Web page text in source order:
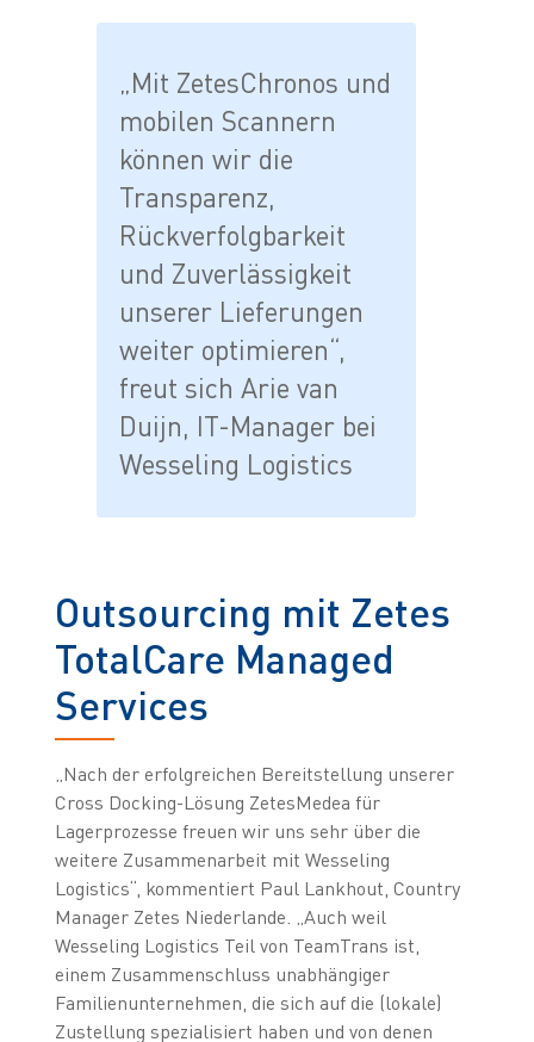
„Mit ZetesChronos und
mobilen Scannern
können wir die
Transparenz,
Rückverfolgbarkeit
und Zuverlässigkeit
unserer Lieferungen
weiter optimieren“,
freut sich Arie van
Duijn, IT-Manager bei
Wesseling Logistics
Outsourcing mit Zetes
TotalCare Managed
Services
„Nach der erfolgreichen Bereitstellung unserer
Cross Docking-Lösung ZetesMedea für
Lagerprozesse freuen wir uns sehr über die
weitere Zusammenarbeit mit Wesseling
Logistics“, kommentiert Paul Lankhout, Country
Manager Zetes Niederlande. „Auch weil
Wesseling Logistics Teil von TeamTrans ist,
einem Zusammenschluss unabhängiger
Familienunternehmen, die sich auf die (lokale)
Zustellung spezialisiert haben und von denen